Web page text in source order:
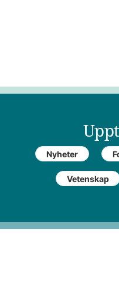
Nyheter
Vetenskap